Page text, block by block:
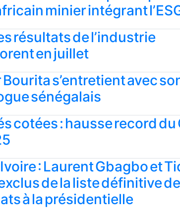
minier intégrant
résultats de l’industrie
en juillet
s’entretient avec
sénégalais
cotées : hausse record du
: Laurent Gbagbo et
de la liste définitive
à la présidentielle